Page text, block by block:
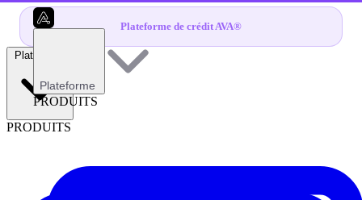
Plateforme de crédit AVA®
Plateforme
PRODUITS
Plateforme
PRODUITS